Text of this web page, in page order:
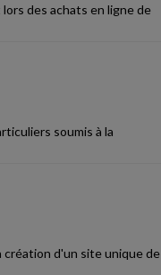
des achats en ligne de
soumis à la
création d'un site unique de